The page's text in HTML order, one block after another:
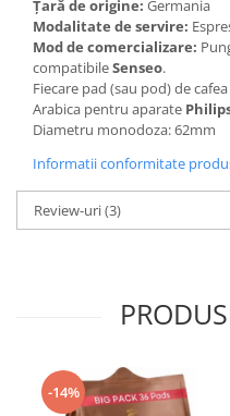
Țară de origine: Germania
Modalitate de servire:
Mod de comercializare:
compatibileSenseo.
Fiecare pad (sau pod) de
Arabica pentru aparate
Diametru monodoza: 62mm
Informatii conformitate
Review-uri(3)
-14%